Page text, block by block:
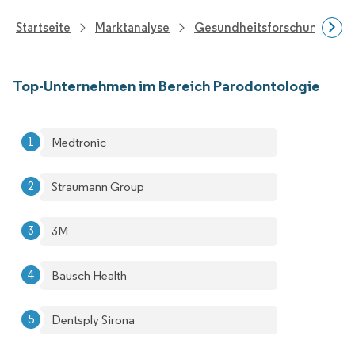
Startseite Marktanalyse Gesundheitsforschung
Top-Unternehmen im Bereich Parodontologie
Medtronic
Straumann Group
3M
Bausch Health
Dentsply Sirona